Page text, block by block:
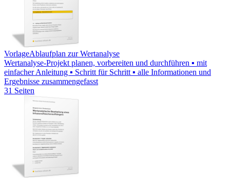
VorlageAblaufplan zur Wertanalyse
Wertanalyse-Projekt planen, vorbereiten und durchführen ▪ mit
einfacher Anleitung ▪ Schritt für Schritt ▪ alle Informationen und
Ergebnisse zusammengefasst
31 Seiten